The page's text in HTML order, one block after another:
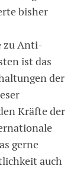
bisher
zu Anti-
ist das
der
Kräfte der
gerne
auch